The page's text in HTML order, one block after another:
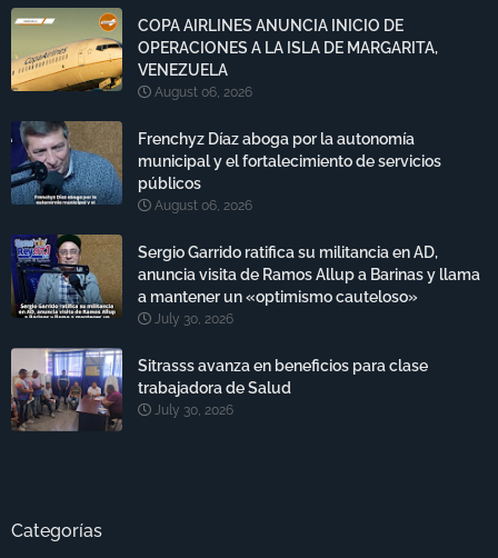
COPA AIRLINES ANUNCIA INICIO DE
OPERACIONES A LA ISLA DE MARGARITA,
VENEZUELA
August 06, 2026
Frenchyz Díaz aboga por la autonomía
municipal y el fortalecimiento de servicios
públicos
August 06, 2026
Sergio Garrido ratifica su militancia en AD,
anuncia visita de Ramos Allup a Barinas y llama
a mantener un «optimismo cauteloso»
July 30, 2026
Sitrasss avanza en beneficios para clase
trabajadora de Salud
July 30, 2026
Categorías